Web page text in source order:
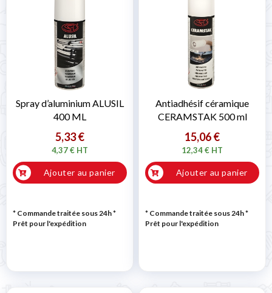
Spray d’aluminium ALUSIL
400 ML
5,33 €
4,37 € HT
Ajouter au panier
* Commande traitée sous 24h*
Prêt pour l'expédition
Antiadhésif céramique
CERAMSTAK 500 ml
15,06 €
12,34 € HT
Ajouter au panier
* Commande traitée sous 24h*
Prêt pour l'expédition